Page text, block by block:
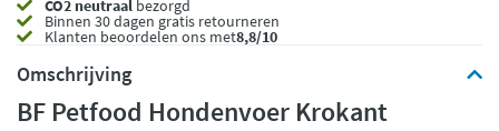
CO2 neutraal bezorgd
Binnen 30 dagen gratis retourneren
Klanten beoordelen ons met8,8/10
Omschrijving
BF Petfood Hondenvoer Krokant